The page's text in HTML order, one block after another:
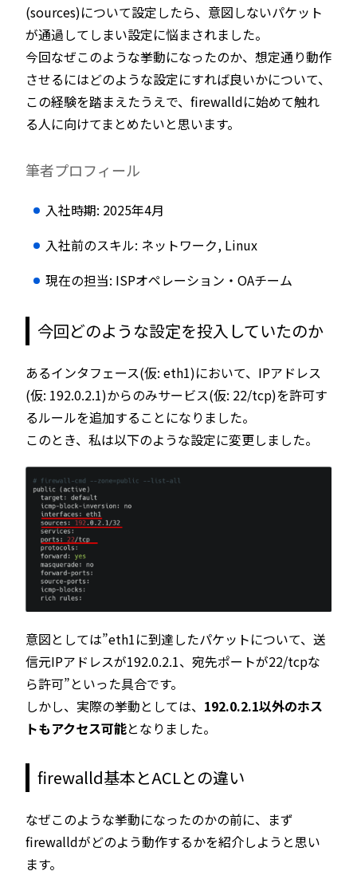
(sources)について設定したら、意図しないパケット
が通過してしまい設定に悩まされました。
今回なぜこのような挙動になったのか、想定通り動作
させるにはどのような設定にすれば良いかについて、
この経験を踏まえたうえで、firewalldに始めて触れ
る人に向けてまとめたいと思います。
筆者プロフィール
入社時期: 2025年4月
入社前のスキル: ネットワーク, Linux
現在の担当: ISPオペレーション・OAチーム
今回どのような設定を投入していたのか
あるインタフェース(仮: eth1)において、IPアドレス
(仮: 192.0.2.1)からのみサービス(仮: 22/tcp)を許可す
るルールを追加することになりました。
このとき、私は以下のような設定に変更しました。
意図としては”eth1に到達したパケットについて、送
信元IPアドレスが192.0.2.1、宛先ポートが22/tcpな
ら許可”といった具合です。
しかし、実際の挙動としては、 192.0.2.1以外のホス
トもアクセス可能となりました。
firewalld基本とACLとの違い
なぜこのような挙動になったのかの前に、まず
firewalldがどのよう動作するかを紹介しようと思い
ます。